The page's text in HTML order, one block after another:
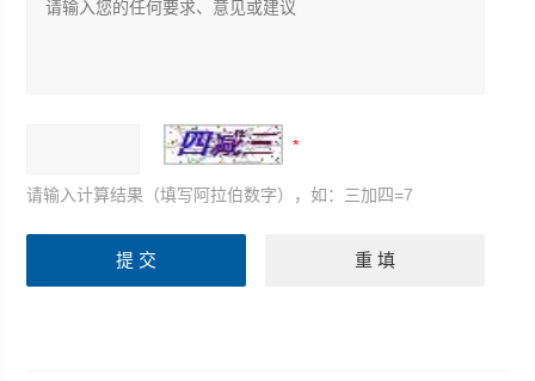
请输入计算结果（填写阿拉伯数字），如：三加四=7